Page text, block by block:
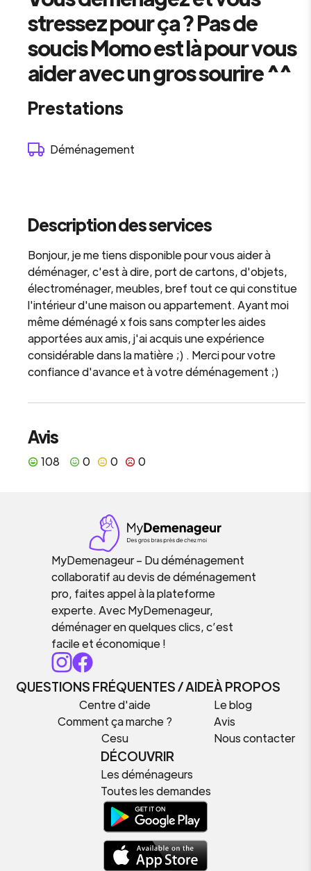
stressez pour ça ? Pas de
soucis Momo est là pour vous
aider avec un gros sourire ^^
Prestations
Déménagement
Description des services
Bonjour, je me tiens disponible pour vous aider à
déménager, c'est à dire, port de cartons, d'objets,
électroménager, meubles, bref tout ce qui constitue
l'intérieur d'une maison ou appartement. Ayant moi
même déménagé x fois sans compter les aides
apportées aux amis, j'ai acquis une expérience
considérable dans la matière ;) . Merci pour votre
confiance d'avance et à votre déménagement ;)
Avis
108 0 0 0
MyDemenageur – Du déménagement
collaboratif au devis de déménagement
pro, faites appel à la plateforme
experte. Avec MyDemenageur,
déménager en quelques clics, c’est
facile et économique !
QUESTIONS FRÉQUENTES / AIDE
Centre d'aide
Comment ça marche ?
Cesu
À PROPOS
Le blog
Avis
Nous contacter
DÉCOUVRIR
Les déménageurs
Toutes les demandes